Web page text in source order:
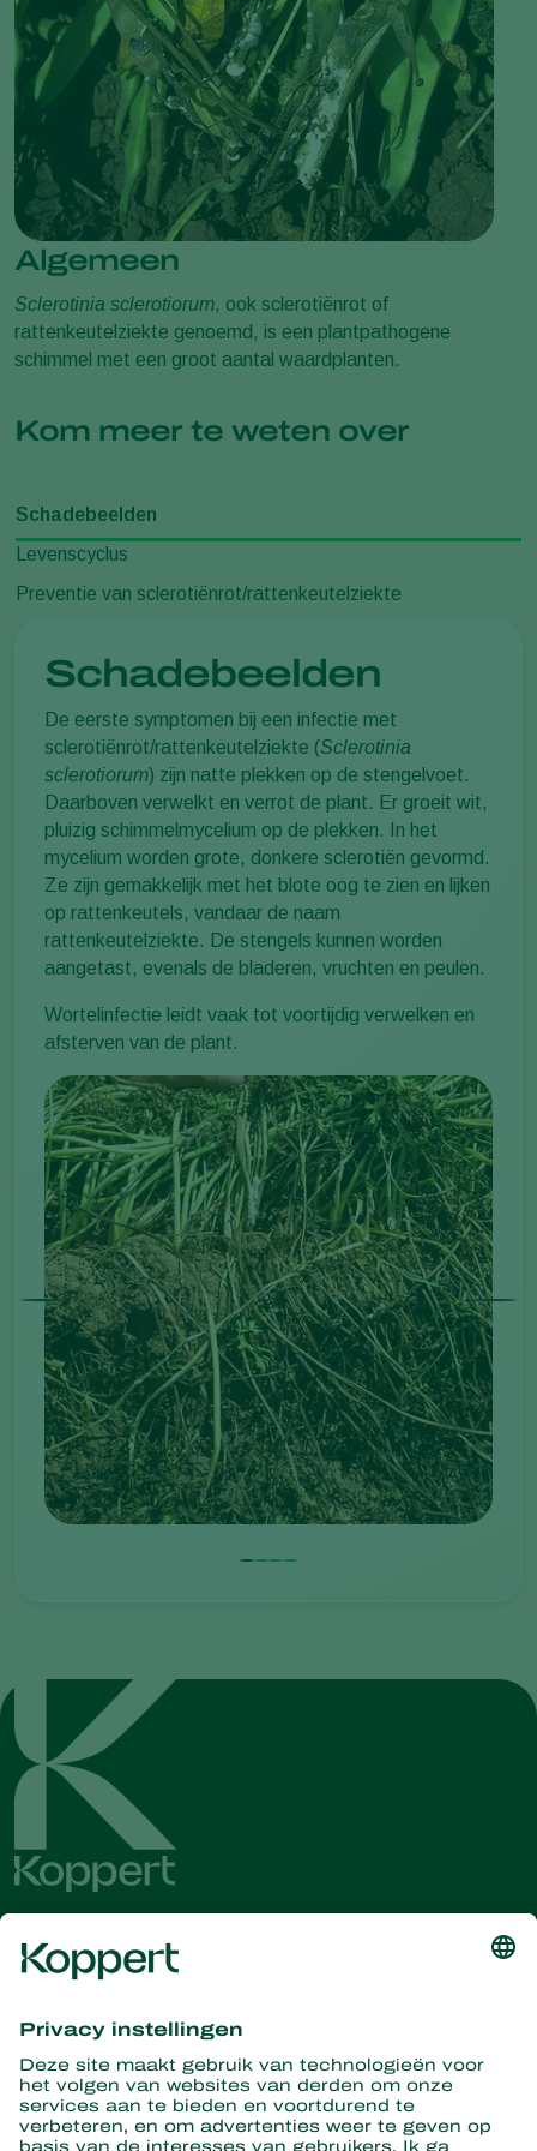
Algemeen
Sclerotinia sclerotiorum, ook sclerotiënrot of
rattenkeutelziekte genoemd, is een plantpathogene
schimmel met een groot aantal waardplanten.
Kom meer te weten over
Schadebeelden
Levenscyclus
Preventie van sclerotiënrot/rattenkeutelziekte
Schadebeelden
De eerste symptomen bij een infectie met
sclerotiënrot/rattenkeutelziekte (Sclerotinia
sclerotiorum) zijn natte plekken op de stengelvoet.
Daarboven verwelkt en verrot de plant. Er groeit wit,
pluizig schimmelmycelium op de plekken. In het
mycelium worden grote, donkere sclerotiën gevormd.
Ze zijn gemakkelijk met het blote oog te zien en lijken
op rattenkeutels, vandaar de naam
rattenkeutelziekte. De stengels kunnen worden
aangetast, evenals de bladeren, vruchten en peulen.
Wortelinfectie leidt vaak tot voortijdig verwelken en
afsterven van de plant.
Ontvang het laatste nieuws en
informatie
Hier aanmelden
Partners with Nature